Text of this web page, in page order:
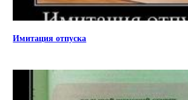
Имитация отпуска